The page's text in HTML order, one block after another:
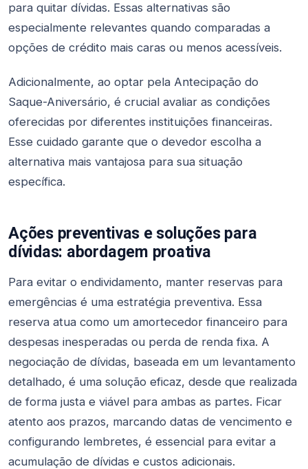
para quitar dívidas. Essas alternativas são
especialmente relevantes quando comparadas a
opções de crédito mais caras ou menos acessíveis.
Adicionalmente, ao optar pela Antecipação do
Saque-Aniversário, é crucial avaliar as condições
oferecidas por diferentes instituições financeiras.
Esse cuidado garante que o devedor escolha a
alternativa mais vantajosa para sua situação
específica.
Ações preventivas e soluções para
dívidas: abordagem proativa
Para evitar o endividamento, manter reservas para
emergências é uma estratégia preventiva. Essa
reserva atua como um amortecedor financeiro para
despesas inesperadas ou perda de renda fixa. A
negociação de dívidas, baseada em um levantamento
detalhado, é uma solução eficaz, desde que realizada
de forma justa e viável para ambas as partes. Ficar
atento aos prazos, marcando datas de vencimento e
configurando lembretes, é essencial para evitar a
acumulação de dívidas e custos adicionais.